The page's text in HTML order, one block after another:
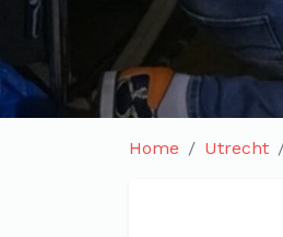
Home Utrecht